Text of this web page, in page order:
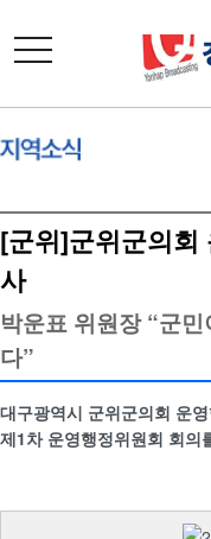
toggle
navigation
[군위]군위군의회
사
박운표 위원장 “군
다”
대구광역시 군위군의회 운
제1차 운영행정위원회 회의